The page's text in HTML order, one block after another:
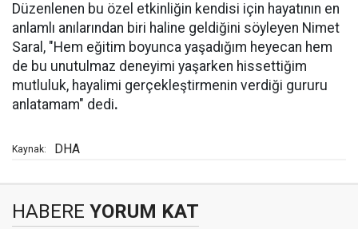
Düzenlenen bu özel etkinliğin kendisi için hayatının en
anlamlı anılarından biri haline geldiğini söyleyen Nimet
Saral, "Hem eğitim boyunca yaşadığım heyecan hem
de bu unutulmaz deneyimi yaşarken hissettiğim
mutluluk, hayalimi gerçekleştirmenin verdiği gururu
anlatamam" dedi.
Kaynak: DHA
HABERE YORUM KAT